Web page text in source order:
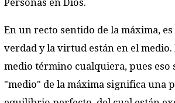
Personas en Dios.
En un recto sentido de la máxima,
verdad y la virtud están en el medio.
medio término cualquiera, pues eso
"medio" de la máxima significa una